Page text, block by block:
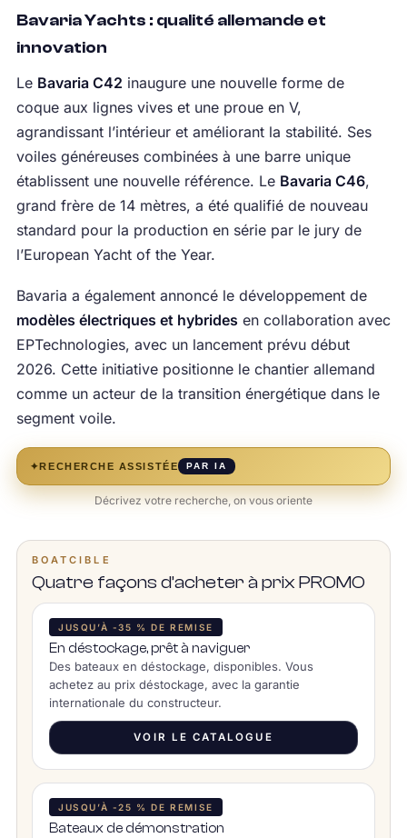
Bavaria Yachts : qualité allemande et
innovation
Le Bavaria C42 inaugure une nouvelle forme de
coque aux lignes vives et une proue en V,
agrandissant l’intérieur et améliorant la stabilité. Ses
voiles généreuses combinées à une barre unique
établissent une nouvelle référence. Le Bavaria C46,
grand frère de 14 mètres, a été qualifié de nouveau
standard pour la production en série par le jury de
l’European Yacht of the Year.
Bavaria a également annoncé le développement de
modèles électriques et hybrides en collaboration avec
EPTechnologies, avec un lancement prévu début
2026. Cette initiative positionne le chantier allemand
comme un acteur de la transition énergétique dans le
segment voile.
✦RECHERCHE ASSISTÉE PAR IA
Décrivez votre recherche, on vous oriente
BOATCIBLE
Quatre façons d’acheter à prix PROMO
JUSQU’À -35 % DE REMISE
En déstockage, prêt à naviguer
Des bateaux en déstockage, disponibles. Vous
achetez au prix déstockage, avec la garantie
internationale du constructeur.
VOIR LE CATALOGUE
JUSQU’À -25 % DE REMISE
Bateaux de démonstration